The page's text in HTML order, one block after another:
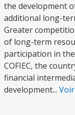
the development
additional long-
Greater
of long-term
participation in
COFIEC, the
financial
development...